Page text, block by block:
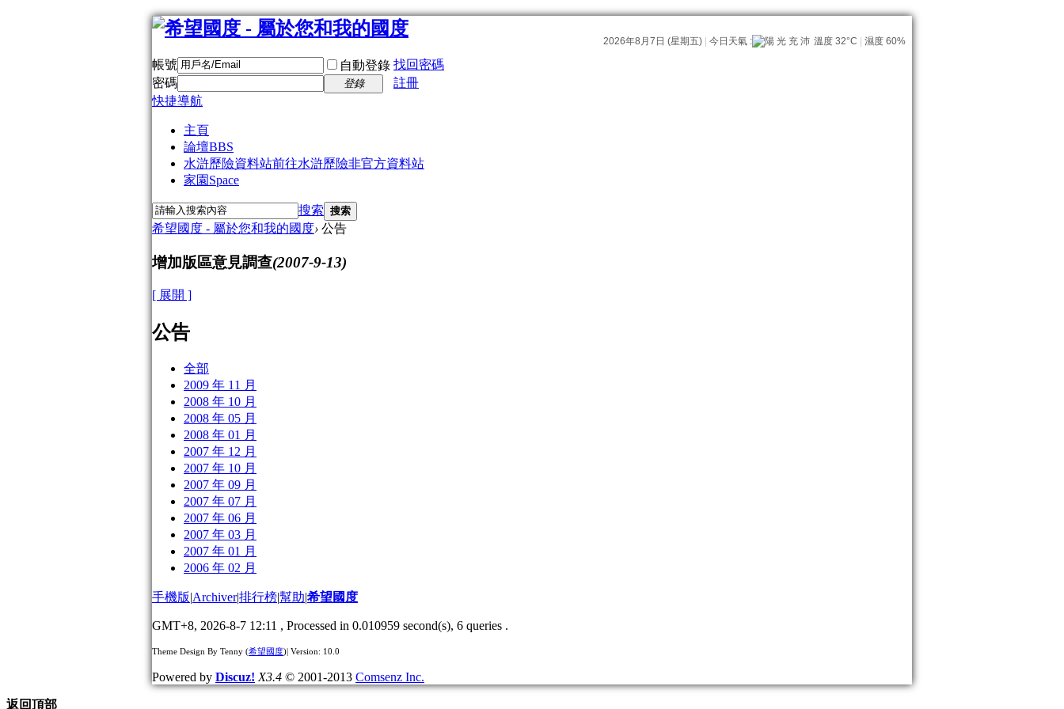
帳號 自動登錄 找回密碼
密碼
登錄
註冊
快捷導航
主頁
論壇BBS
水滸歷險資料站前往水滸歷險非官方資料站
家園 Space
搜索 搜索
希望國度 - 屬於您和我的國度› 公告
增加版區意見調查(2007-9-13)
[ 展開 ]
公告
全部
2009 年 11 月
2008 年 10 月
2008 年 05 月
2008 年 01 月
2007 年 12 月
2007 年 10 月
2007 年 09 月
2007 年 07 月
2007 年 06 月
2007 年 03 月
2007 年 01 月
2006 年 02 月
手機版|Archiver|排行榜|幫助|希望國度
GMT+8, 2026-8-7 12:11 , Processed in 0.010959 second(s), 6 queries .
Theme Design By Tenny (希望國度)| Version: 10.0
Powered by Discuz! X3.4 © 2001-2013 Comsenz Inc.
返回頂部